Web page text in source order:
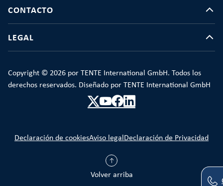
CONTACTO
LEGAL
Copyright © 2026 por TENTE International GmbH. Todos los
derechos reservados. Diseñado por TENTE International GmbH
Volver arriba
Declaración de cookiesAviso legalDeclaración de Privacidad